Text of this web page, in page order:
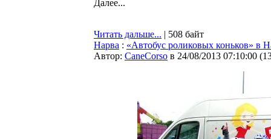
Далее...
Читать дальше... | 508 байт
Нарва : «Автобус роликовых коньков» в
Автор: CaneCorso в 24/08/2013 07:10:00 (